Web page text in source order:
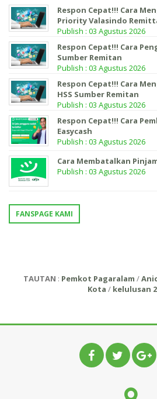
Respon Cepat!!! Cara
Priority Valasindo
Publish : 03 Agustus 2026
Respon Cepat!!! Cara
Sumber Remitan
Publish : 03 Agustus 2026
Respon Cepat!!! Cara
HSS Sumber Remitan
Publish : 03 Agustus 2026
Respon Cepat!!! Cara
Easycash
Publish : 03 Agustus 2026
Cara Membatalkan
Publish : 03 Agustus 2026
FANSPAGE KAMI
TAUTAN : Pemkot Pagaralam /
Kota / kelulusan